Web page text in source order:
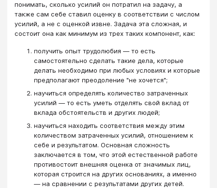
понимать, сколько усилий он потратил на задачу, а
также сам себе ставил оценку в соответствии с числом
усилий, а не с оценкой извне. Задача эта сложная, и
состоит она как минимум из трех таких компонент, как:
получить опыт трудолюбия — то есть
самостоятельно сделать такие дела, которые
делать необходимо при любых условиях и которые
предполагают преодоление "не хочется";
научиться определять количество затраченных
усилий — то есть уметь отделять свой вклад от
вклада обстоятельств и других людей;
научиться находить соответствия между этим
количеством затраченных усилий, отношением к
себе и результатом. Основная сложность
заключается в том, что этой естественной работе
противостоит внешняя оценка от значимых лиц,
которая строится на других основаниях, а именно
— на сравнении с результатами других детей.